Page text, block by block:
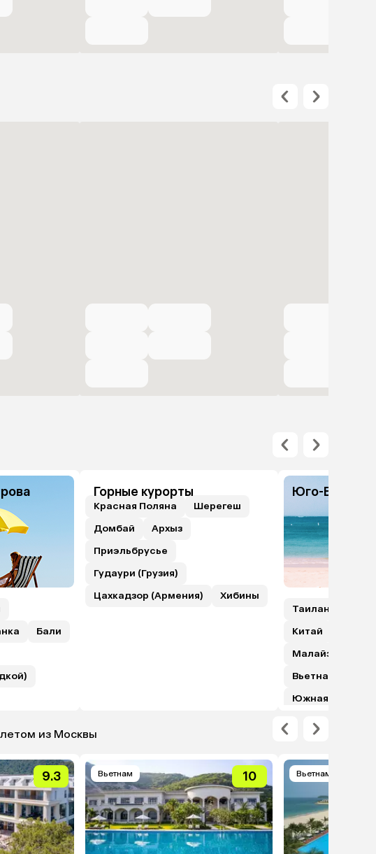
Бали
Горные курорты
Красная Поляна
Шерегеш
Домбай
Архыз
Приэльбрусье
Гудаури (Грузия)
Цахкадзор (Армения)
Хибины
Юго-
Таиланд
Китай
Малайзия (с
Вьетнам
Южная Корея
из Москвы
9.3 Вьетнам 10 Вьетнам